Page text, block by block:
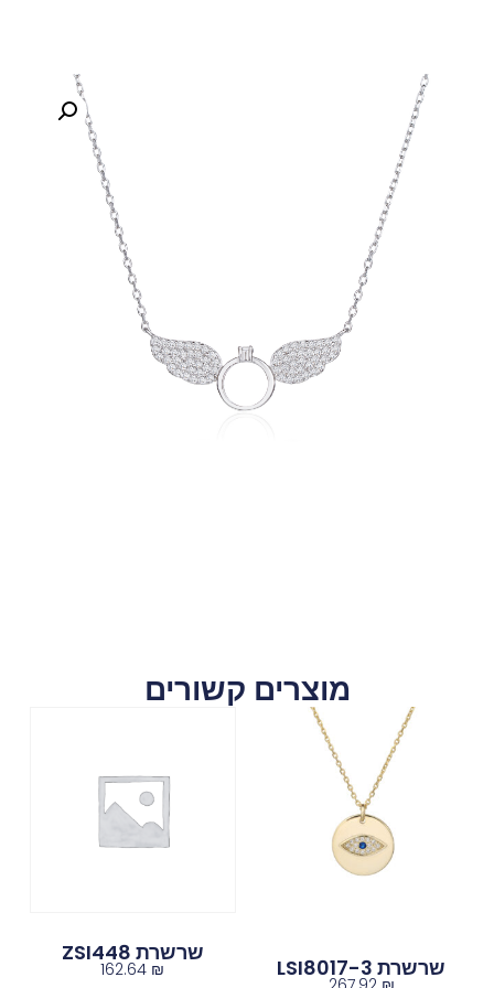
מוצרים קשורים
שרשרת LSI8017-3
שרשרת ZSI448
162.64 ₪